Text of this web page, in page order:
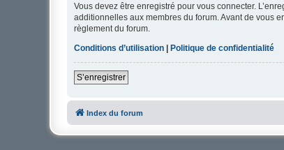
Vous devez être enregistré pour vous connecter.
additionnelles aux membres du forum. Avant de vous
règlement du forum.
Conditions d’utilisation | Politique de confidentialité
S’enregistrer
Index du forum